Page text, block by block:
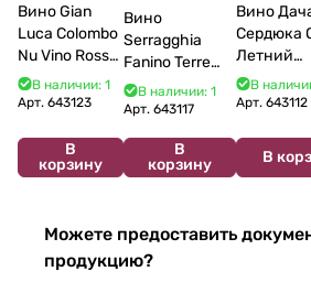
Вино Gian
Luca Colombo
Nu Vino Rosso
2025 750 мл
В наличии: 1
Арт. 643123
В
корзину
Вино
Serragghia
Fanino Terre
Siciliane IGP
2022 750 мл
В наличии: 1
Арт.643117
В
корзину
Вино
Сердюка
Летний
2024 750
В
Арт. 643112
В
Можете предоставить
продукцию?